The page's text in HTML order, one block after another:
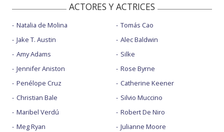
ACTORES Y ACTRICES
Natalia de Molina
Jake T. Austin
Amy Adams
Jennifer Aniston
Penélope Cruz
Christian Bale
Maribel Verdú
Meg Ryan
Tomás Cao
Alec Baldwin
Silke
Rose Byrne
Catherine Keener
Silvio Muccino
Robert De Niro
Julianne Moore